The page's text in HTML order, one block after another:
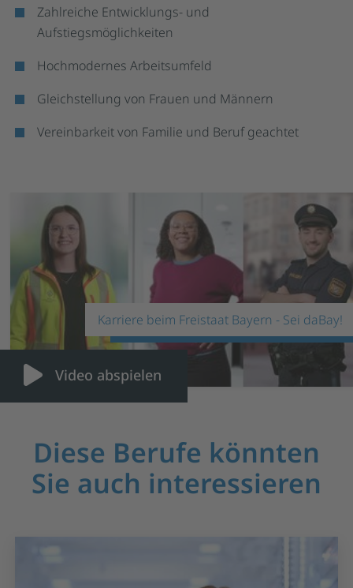
Zahlreiche Entwicklungs- und
Aufstiegsmöglichkeiten
Hochmodernes Arbeitsumfeld
Gleichstellung von Frauen und Männern
Vereinbarkeit von Familie und Beruf geachtet
Karriere beim Freistaat Bayern - Sei daBay!
Video abspielen
Diese Berufe könnten
Sie auch interessieren